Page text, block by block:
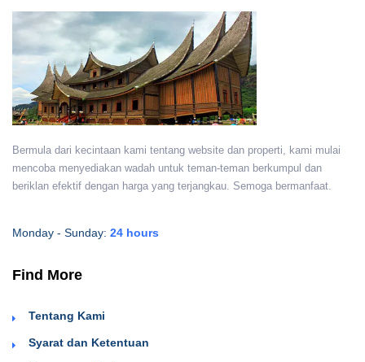
Bermula dari kecintaan kami tentang website dan properti, kami mulai
mencoba menyediakan wadah untuk teman-teman berkumpul dan
beriklan efektif dengan harga yang terjangkau. Semoga bermanfaat.
Monday - Sunday: 24 hours
Find More
Tentang Kami
Syarat dan Ketentuan